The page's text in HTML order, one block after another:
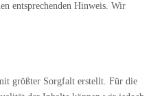
entsprechenden Hinweis. Wir
größter Sorgfalt erstellt. Für die